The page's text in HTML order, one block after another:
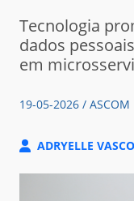
Tecnologia
dados
em
19-05-2026 / ASCOM
ADRYELLE